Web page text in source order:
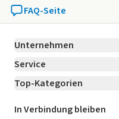
FAQ-Seite
Unternehmen
Über LeasingMarkt.de
Karriere Jetzt bewerben!
Für Händler
Service
Kontakt
Ratgeber
Top-Kategorien
Leasing Deals
In Verbindung bleiben